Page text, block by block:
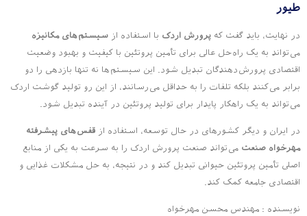
طیور
در نهایت، باید گفت که پرورش اردک با استفاده از سیستم‌های مکانیزه
می‌تواند به یک راه‌حل عالی برای تأمین پروتئین با کیفیت و بهبود وضعیت
اقتصادی پرورش‌دهندگان تبدیل شود. این سیستم‌ها نه تنها بازدهی را دو
برابر می‌کنند بلکه تلفات را به حداقل می‌رسانند، از این رو تولید گوشت اردک
می‌تواند به یک راهکار پایدار برای تولید پروتئین در آینده تبدیل شود.
در ایران و دیگر کشورهای در حال توسعه، استفاده از قفس‌های پیشرفته
مهرخواه صنعت می‌تواند صنعت پرورش اردک را به سرعت به یکی از منابع
اصلی تأمین پروتئین حیوانی تبدیل کند و در نتیجه، به حل مشکلات غذایی و
اقتصادی جامعه کمک کند.
نویسنده : مهندس محسن مهرخواه